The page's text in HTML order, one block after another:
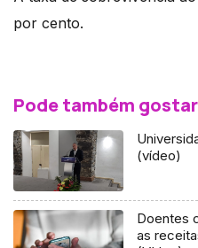
por cento.
Pode também gostar
(vídeo)
Doentes
as